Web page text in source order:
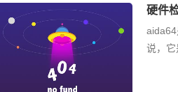
硬件
说，它